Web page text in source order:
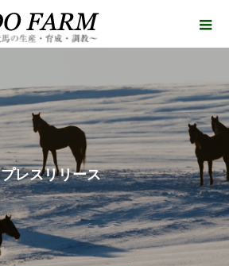
プレスリリース